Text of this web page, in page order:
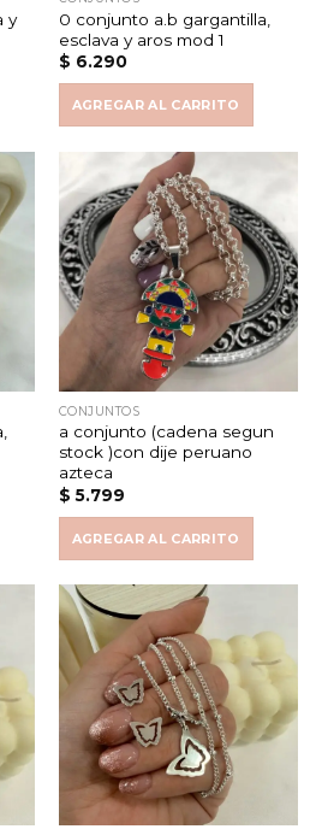
y
0 conjunto a.b gargantilla,
esclava y aros mod 1
$ 6.290
AGREGAR AL CARRITO
CONJUNTOS
a conjunto (cadena segun
stock )con dije peruano
azteca
$ 5.799
AGREGAR AL CARRITO